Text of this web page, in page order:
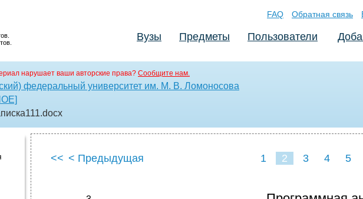
FAQ Обратная связь
Вузы Предметы Пользователи
нарушает ваши авторские права? Сообщите нам.
федеральный университет им. М. В. Ломоносова
.docx
<< < Предыдущая 1 2 3 4 5